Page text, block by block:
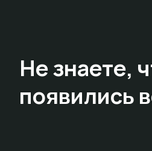
Не знаете,
появились